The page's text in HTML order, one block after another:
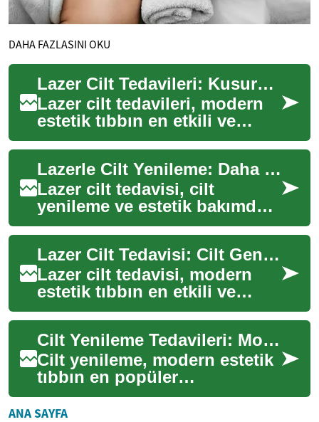
DAHA FAZLASINI OKU
Lazer Cilt Tedavileri: Kusursuz Bir Cilt İçin Modern Çözümler
Lazer cilt tedavileri, modern
estetik tıbbın en etkili ve
popüler yöntemlerinden
biridir. Bu ileri teknoloji
tedavile...
Lazerle Cilt Yenileme: Daha Genç, Pürüzsüz Bir Cilt
Lazer cilt tedavisi, cilt
yenileme ve estetik bakımda
hızla popülerleşen bir
yöntemdir. Kırışıklıklar, güneş
lekeleri...
Lazer Cilt Tedavisi: Cilt Gençleştirme ve Yenileme için Modern Çözüm
Lazer cilt tedavisi, modern
estetik tıbbın en etkili ve
popüler yöntemlerinden
biridir. Bu ileri teknoloji
uygulaması...
Cilt Yenileme Tedavileri: Modern Güzellik Yaklaşımları
Cilt yenileme, modern estetik
tıbbın en popüler
alanlarından biridir. Bu
tedaviler, cildin doğal
ANA SAYFA